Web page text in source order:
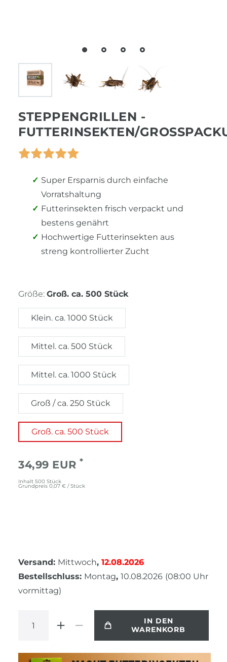
STEPPENGRILLEN -
FUTTERINSEKTEN/
Super Ersparnis durch einfache
Vorratshaltung
Futterinsekten frisch verpackt und
bestens genährt
Hochwertige Futterinsekten aus
streng kontrollierter Zucht
Größe: Groß. ca. 500 Stück
Klein. ca. 1000 Stück
Mittel. ca. 500 Stück
Mittel. ca. 1000 Stück
Groß / ca. 250 Stück
Groß. ca. 500 Stück
34,99 EUR *
Inhalt 500 Stück
Grundpreis 0,07 € / Stück
Versand: Mittwoch, 12.08.2026
Bestellschluss: Montag, 10.08.2026 (08:00 Uhr
vormittag)
IN DEN
WARENKORB